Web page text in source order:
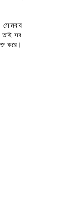
সোমবার
তাই সব
করে।